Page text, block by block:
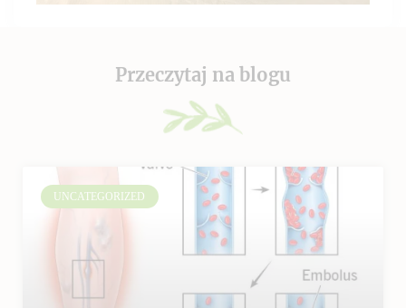
Przeczytaj na blogu
UNCATEGORIZED